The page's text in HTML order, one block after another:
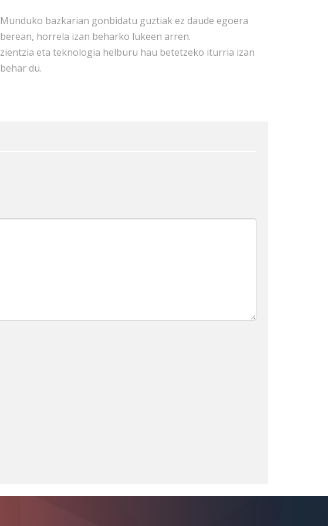
Munduko bazkarian gonbidatu guztiak ez daude egoera
berean, horrela izan beharko lukeen arren.
zientzia eta teknologia helburu hau betetzeko iturria izan
behar du.